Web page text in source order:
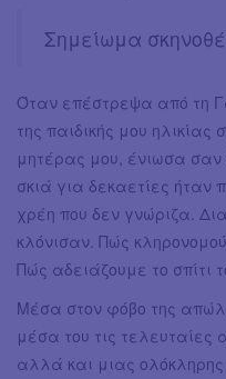
Σημείωμα
Όταν επέστρεψα από τη
της παιδικής μου
μητέρας μου, ένιωσα σαν
σκιά για δεκαετίες
χρέη που δεν γνώριζα.
κλόνισαν. Πώς
Πώς αδειάζουμε το σπίτι
Μέσα στον φόβο της
μέσα του τις
αλλά και μιας ολόκληρης